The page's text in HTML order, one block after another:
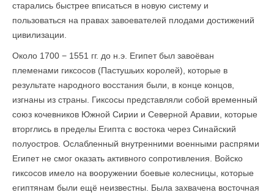
старались быстрее вписаться в новую систему и
пользоваться на правах завоевателей плодами достижений
цивилизации.
Около 1700 − 1551 гг. до н.э. Египет был завоёван
племенами гиксосов (Пастушьих королей), которые в
результате народного восстания были, в конце концов,
изгнаны из страны. Гиксосы представляли собой временный
союз кочевников Южной Сирии и Северной Аравии, которые
вторглись в пределы Египта с востока через Синайский
полуостров. Ослабленный внутренними военными распрями
Египет не смог оказать активного сопротивления. Войско
гиксосов имело на вооружении боевые колесницы, которые
египтянам были ещё неизвестны. Была захвачена восточная